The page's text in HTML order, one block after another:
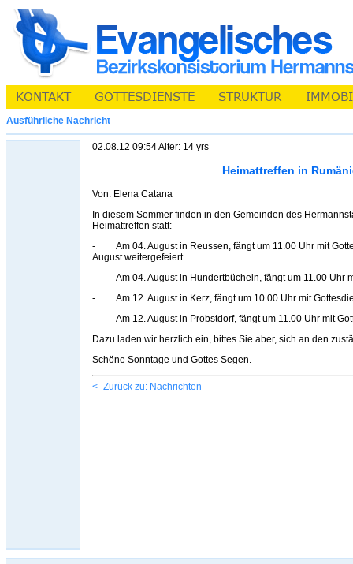
Ausführliche Nachricht
02.08.12 09:54 Alter: 14 yrs
Heimattreffen in
Von: Elena Catana
In diesem Sommer finden in den Gemeinden des
Heimattreffen statt:
- Am 04. August in Reussen, fängt um 11.00 Uhr mit
August weitergefeiert.
- Am 04. August in Hundertbücheln, fängt um 11.00 Uhr
- Am 12. August in Kerz, fängt um 10.00 Uhr mit
- Am 12. August in Probstdorf, fängt um 11.00 Uhr mit
Dazu laden wir herzlich ein, bittes Sie aber, sich an den
Schöne Sonntage und Gottes Segen.
<- Zurück zu: Nachrichten